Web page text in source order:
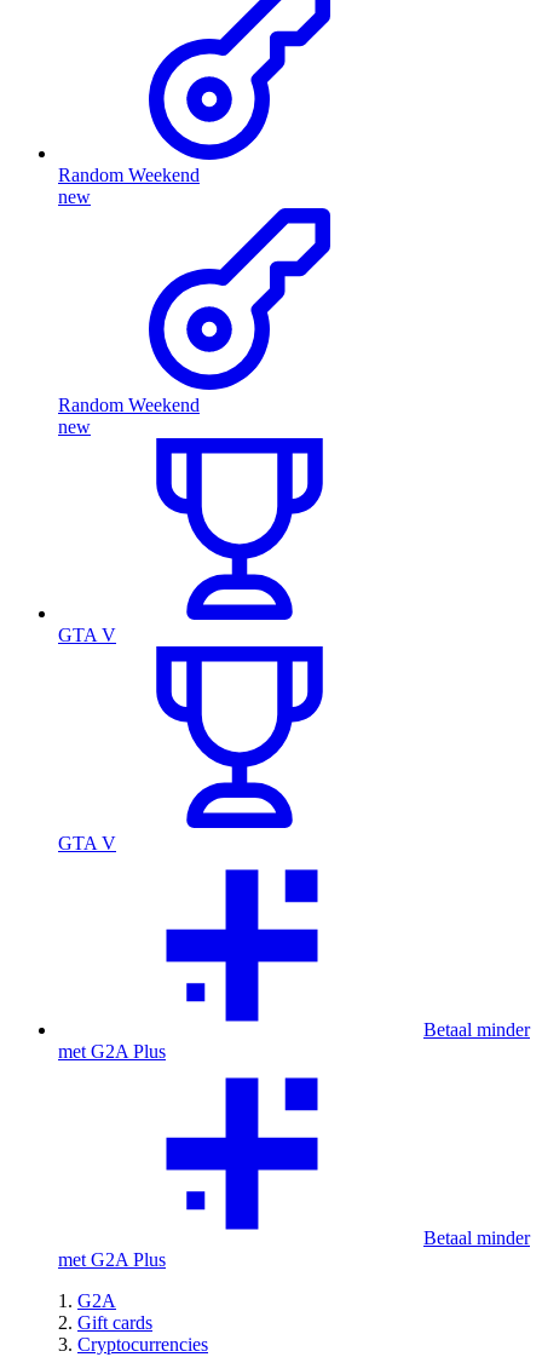
Random Weekend
new
Random Weekend
new
GTA V
GTA V
Betaal minder
met G2A Plus
Betaal minder
met G2A Plus
G2A
Gift cards
Cryptocurrencies